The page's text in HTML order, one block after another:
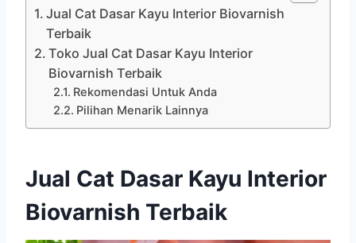
Jual Cat Dasar Kayu Interior Biovarnish
Terbaik
Toko Jual Cat Dasar Kayu Interior
Biovarnish Terbaik
Rekomendasi Untuk Anda
Pilihan Menarik Lainnya
Jual Cat Dasar Kayu Interior
Biovarnish Terbaik